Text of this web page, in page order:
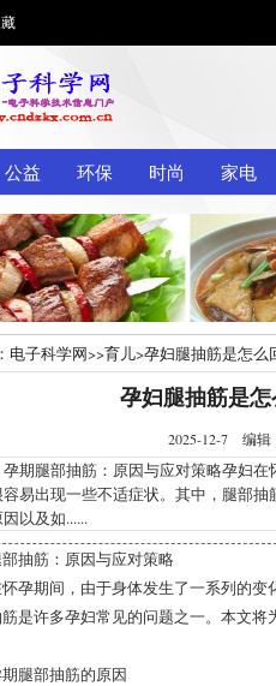
公益 环保 时尚 家电
电子科学网>>育儿>孕妇腿抽筋是怎么
孕妇腿抽筋是
2025-12-7 编
腿部抽筋：原因与应对策略孕妇在
易出现一些不适症状。其中，腿部
以及如......
抽筋：原因与应对策略
孕期间，由于身体发生了一系列的
是许多孕妇常见的问题之一。本文
腿部抽筋的原因